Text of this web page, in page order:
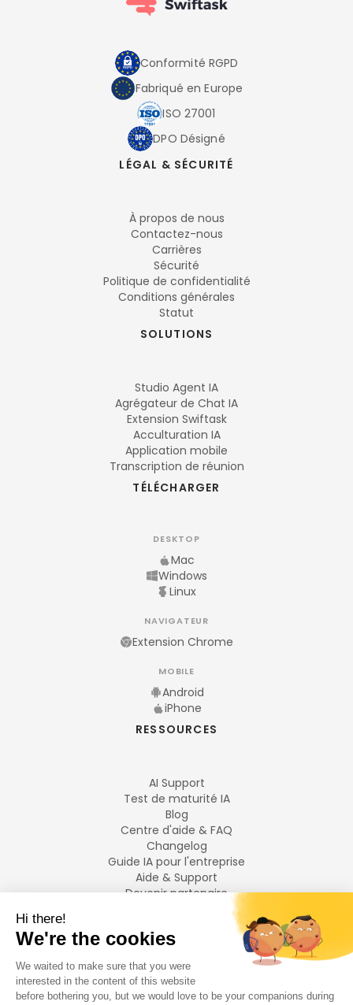
Conformité RGPD
Fabriqué en Europe
ISO 27001
DPO Désigné
LÉGAL & SÉCURITÉ
À propos de nous
Contactez-nous
Carrières
Sécurité
Politique de confidentialité
Conditions générales
Statut
SOLUTIONS
Studio Agent IA
Agrégateur de Chat IA
Extension Swiftask
Acculturation IA
Application mobile
Transcription de réunion
TÉLÉCHARGER
DESKTOP
Mac
Windows
Linux
NAVIGATEUR
Extension Chrome
MOBILE
Android
iPhone
RESSOURCES
AI Support
Test de maturité IA
Blog
Centre d'aide & FAQ
Changelog
Guide IA pour l'entreprise
Aide & Support
Devenir partenaire
LANGUES
Français
English